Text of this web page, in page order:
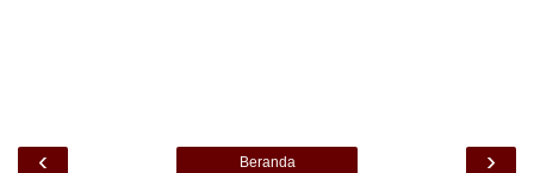
‹ ›
Beranda